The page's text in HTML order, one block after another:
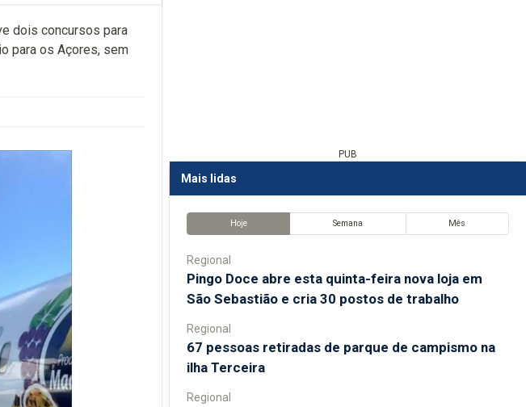
dois concursos para
para os Açores, sem
PUB
Mais lidas
Hoje Semana Mês
Regional
Pingo Doce abre esta quinta-feira nova loja em
São Sebastião e cria 30 postos de trabalho
Regional
67 pessoas retiradas de parque de campismo na
ilha Terceira
Regional